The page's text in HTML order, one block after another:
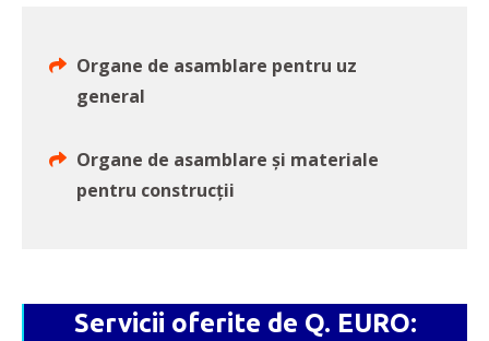
Organe de asamblare pentru uz
general
Organe de asamblare și materiale
pentru construcții
Servicii oferite de Q. EURO: